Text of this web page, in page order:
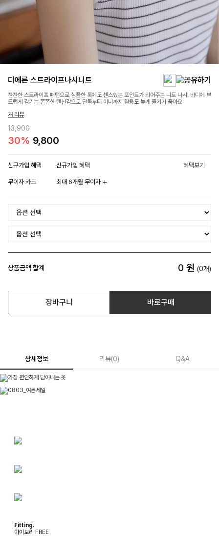
디에른 스트라이프나시니트
잔잔한 스트라이프 패턴으로 심플한 룩에도 센스있는 포인트가 되어주는 니트 나시! 바디에 부
드럽게 감기는 쫀쫀한 텐션감으로 단독부터 이너까지 활용도 높게 즐기기 좋아요
개 리뷰
13,900
30% 9,800
신규가입 혜택 신규가입 혜택 혜택보기
무이자 카드 최대 6개월 무이자
상품금액 합계 0 원 (0개)
장바구니 바로구매
상세정보 리뷰(0) Q&A
Fitting.
아이보리 FREE